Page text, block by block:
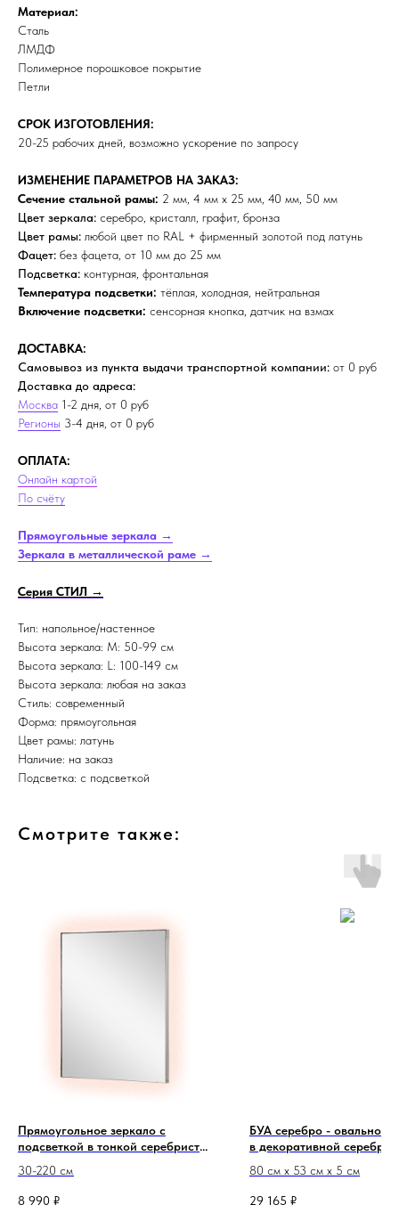
Материал:
Сталь
ЛМДФ
Полимерное порошковое покрытие
Петли
СРОК ИЗГОТОВЛЕНИЯ:
20-25 рабочих дней, возможно ускорение по запросу
ИЗМЕНЕНИЕ ПАРАМЕТРОВ НА ЗАКАЗ:
Сечение стальной рамы: 2 мм, 4 мм х 25 мм, 40 мм, 50 мм
Цвет зеркала: серебро, кристалл, графит, бронза
Цвет рамы: любой цвет по RAL + фирменный золотой под латунь
Фацет: без фацета, от 10 мм до 25 мм
Подсветка: контурная, фронтальная
Температура подсветки: тёплая, холодная, нейтральная
Включение подсветки: сенсорная кнопка, датчик на взмах
ДОСТАВКА:
Самовывоз из пункта выдачи транспортной компании: от 0 руб
Доставка до адреса:
Москва 1-2 дня, от 0 руб
Регионы 3-4 дня, от 0 руб
ОПЛАТА:
Онлайн картой
По счёту
Прямоугольные зеркала →
Зеркала в металлической раме →
Серия СТИЛ →
Тип: напольное/настенное
Высота зеркала: M: 50-99 см
Высота зеркала: L: 100-149 см
Высота зеркала: любая на заказ
Стиль: современный
Форма: прямоугольная
Цвет рамы: латунь
Наличие: на заказ
Подсветка: с подсветкой
Смотрите также:
Прямоугольное зеркало с
подсветкой в тонкой серебристой
Сильвер
30-220 см
8 990 ₽
БУА серебро - овальное
в декоративной
80 см х 53 см х 5 см
29 165 ₽